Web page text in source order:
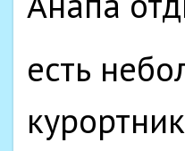
есть